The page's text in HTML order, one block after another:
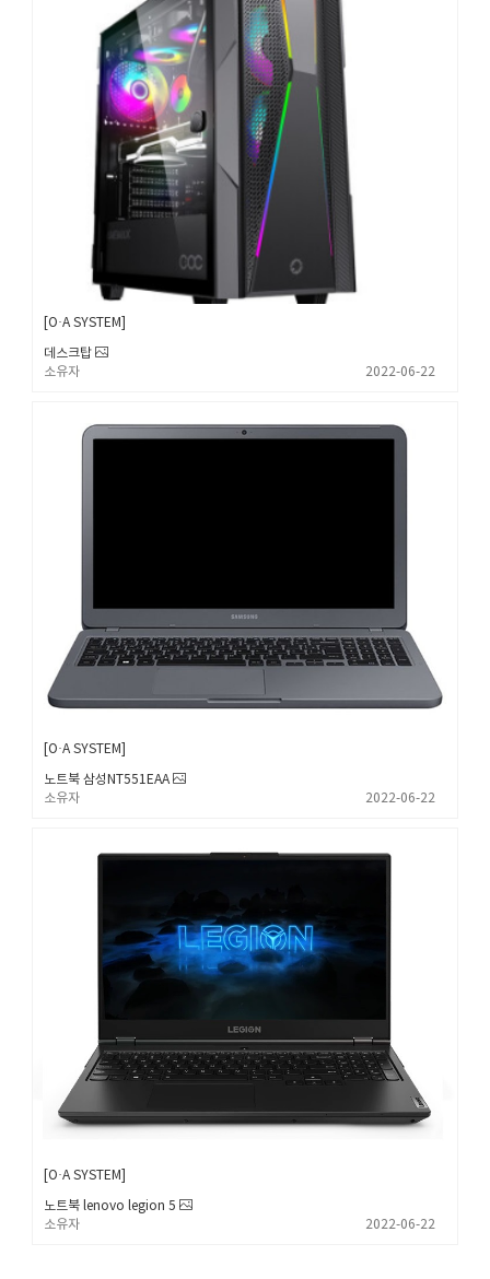
O·A SYSTEM
데스크탑
소유자
2022-06-22
O·A SYSTEM
노트북 삼성NT551EAA
소유자
2022-06-22
O·A SYSTEM
노트북 lenovo legion 5
소유자
2022-06-22